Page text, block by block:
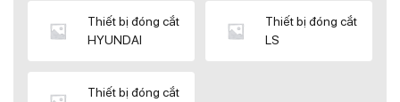
Thiết bị đóng cắt
HYUNDAI
Thiết bị đóng cắt
LS
Thiết bị đóng cắt